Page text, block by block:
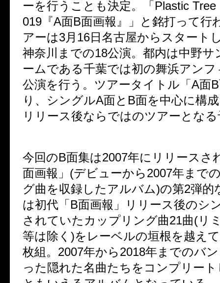
ーを行うことも決定。「 Plastic Tree
019 『A面B面画報』」と銘打って行
アーは3月 16日名古屋からスタート
神奈川までの18公演。都内は中野サ
ームである千葉では初の舞浜アン
公演を行う。ツアータイトル「 A面B
り、シングルA面と B面を中心に構
リリース後ならではのツアーとなる
今回のB面集は2007年にリリースさ
面画報」 (デビューから2007年まで
グ曲を収録したアルバム)の第2弾的
は初代「 B面画報」リリース後のシ
されていたカップリング曲21曲(リ
等は除く )をレーベルの垣根を越え
枚組。 2007年から2018年までのバ
った隠れた名曲たちをコンプリー